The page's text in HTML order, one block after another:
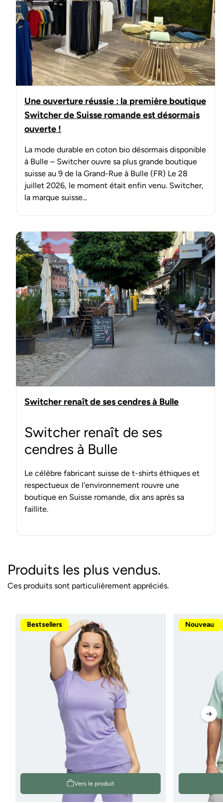
Une ouverture réussie : la première boutique
Switcher de Suisse romande est désormais
ouverte !
La mode durable en coton bio désormais disponible
à Bulle – Switcher ouvre sa plus grande boutique
suisse au 9 de la Grand-Rue à Bulle (FR) Le 28
juillet 2026, le moment était enfin venu. Switcher,
la marque suisse...
Switcher renaît de ses cendres à Bulle
Switcher renaît de ses
cendres à Bulle
Le célèbre fabricant suisse de t-shirts éthiques et
respectueux de l'environnement rouvre une
boutique en Suisse romande, dix ans après sa
faillite.
Produits les plus vendus.
Ces produits sont particulièrement appréciés.
Vers le produit
Bestsellers Nouveau